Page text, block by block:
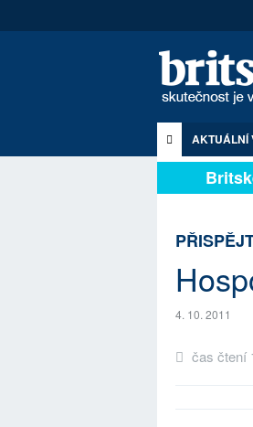
AKTUÁLNÍ
4. 10. 2011
čas čtení